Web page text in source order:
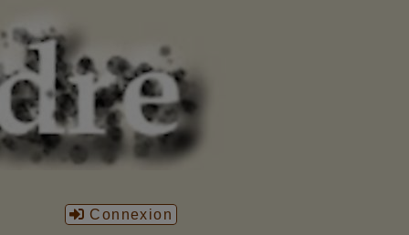
Connexion